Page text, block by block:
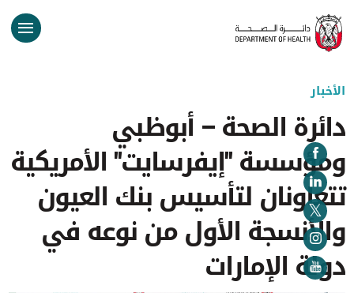
الأخبار
دائرة الصحة – أبوظبي
ومؤسسة "إيفرسايت" الأمريكية
تتعاونان لتأسيس بنك العيون
والأنسجة الأول من نوعه في
دولة الإمارات